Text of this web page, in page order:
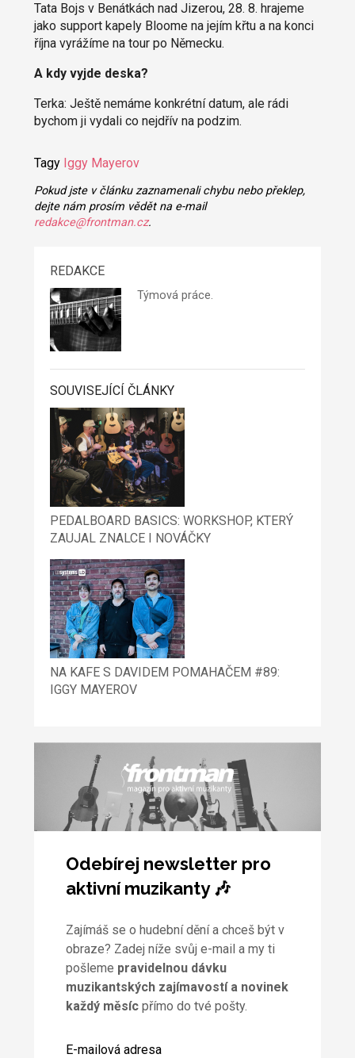
Tata Bojs v Benátkách nad Jizerou, 28. 8. hrajeme
jako support kapely Bloome na jejím křtu a na konci
října vyrážíme na tour po Německu.
A kdy vyjde deska?
Terka: Ještě nemáme konkrétní datum, ale rádi
bychom ji vydali co nejdřív na podzim.
Tagy Iggy Mayerov
Pokud jste v článku zaznamenali chybu nebo překlep,
dejte nám prosím vědět na e-mail
redakce@frontman.cz.
REDAKCE
Týmová práce.
SOUVISEJÍCÍ ČLÁNKY
PEDALBOARD BASICS: WORKSHOP, KTERÝ
ZAUJAL ZNALCE I NOVÁČKY
NA KAFE S DAVIDEM POMAHAČEM #89:
IGGY MAYEROV
Odebírej newsletter pro
aktivní muzikanty 🎶
Zajímáš se o hudební dění a chceš být v
obraze? Zadej níže svůj e-mail a my ti
pošleme pravidelnou dávku
muzikantských zajímavostí a novinek
každý měsícpřímo do tvé pošty.
E-mailová adresa